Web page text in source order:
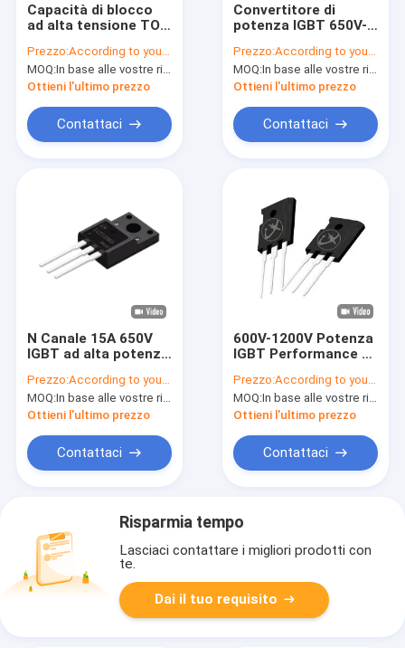
Capacità di blocco
ad alta tensione TO-
per la conversione di
potenza
Prezzo:According to your order requirement
MOQ:In base alle vostre richieste di ordine
Ottieni l'ultimo prezzo
Contattaci
Convertitore di
potenza IGBT 650V-
energetico per il
commutatore
Prezzo:According to your order requirement
MOQ:In base alle vostre richieste di ordine
Ottieni l'ultimo prezzo
Contattaci
N Canale 15A 650V
IGBT ad alta potenza
elettrodomestici
Prezzo:According to your order requirement
MOQ:In base alle vostre richieste di ordine
Ottieni l'ultimo prezzo
Contattaci
600V-1200V Potenza
IGBT Performance di
applicazioni PFC
Prezzo:According to your order requirement
MOQ:In base alle vostre richieste di ordine
Ottieni l'ultimo prezzo
Contattaci
Risparmia tempo
Lasciaci contattare i migliori prodotti con
te.
Dai il tuo requisito